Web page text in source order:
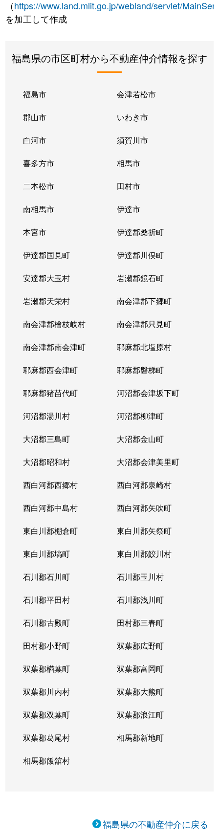
（https://www.land.mlit.go.jp/webland/servlet/
を加工して作成
福島県の市区町村から不動産仲介情報を探す
福島市 会津若松市
郡山市 いわき市
白河市 須賀川市
喜多方市 相馬市
二本松市 田村市
南相馬市 伊達市
本宮市 伊達郡桑折町
伊達郡国見町 伊達郡川俣町
安達郡大玉村 岩瀬郡鏡石町
岩瀬郡天栄村 南会津郡下郷町
南会津郡檜枝岐村 南会津郡只見町
南会津郡南会津町 耶麻郡北塩原村
耶麻郡西会津町 耶麻郡磐梯町
耶麻郡猪苗代町 河沼郡会津坂下町
河沼郡湯川村 河沼郡柳津町
大沼郡三島町 大沼郡金山町
大沼郡昭和村 大沼郡会津美里町
西白河郡西郷村 西白河郡泉崎村
西白河郡中島村 西白河郡矢吹町
東白川郡棚倉町 東白川郡矢祭町
東白川郡塙町 東白川郡鮫川村
石川郡石川町 石川郡玉川村
石川郡平田村 石川郡浅川町
石川郡古殿町 田村郡三春町
田村郡小野町 双葉郡広野町
双葉郡楢葉町 双葉郡富岡町
双葉郡川内村 双葉郡大熊町
双葉郡双葉町 双葉郡浪江町
双葉郡葛尾村 相馬郡新地町
相馬郡飯舘村
福島県の不動産仲介に戻る